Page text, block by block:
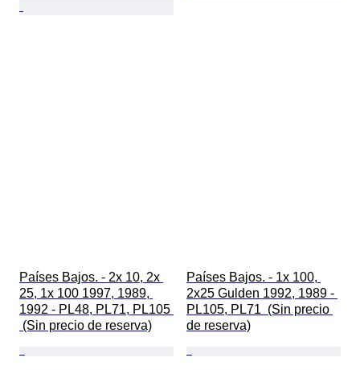
Países Bajos. - 2x 10, 2x
25, 1x 100 1997, 1989,
1992 - PL48, PL71, PL105
(Sin precio de reserva)
Países Bajos. - 1x 100,
2x25 Gulden 1992, 1989 -
PL105, PL71  (Sin precio
de reserva)